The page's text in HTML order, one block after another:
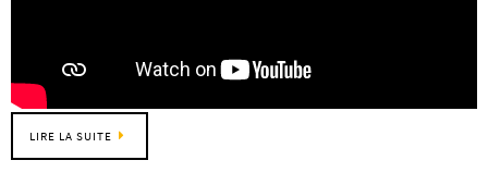
LIRE LA SUITE